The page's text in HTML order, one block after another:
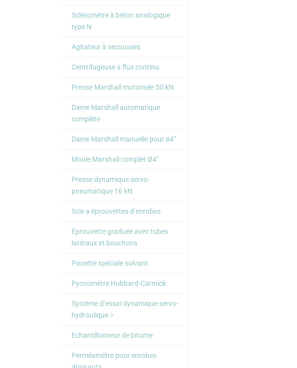
Scléromètre à béton analogique
type N
Agitateur à secousses
Centrifugeuse a flux continu
Presse Marshall motorisée 50 kN
Dame Marshall automatique
complète
Dame Marshall manuelle pour ø4”
Moule Marshall complet Ø4”
Presse dynamique servo-
pneumatique 16 kN
Scie a éprouvettes d’enrobes
Éprouvette graduée avec tubes
latéraux et bouchons
Pissette spéciale solvant
Pycnomètre Hubbard-Carmick
Système d’essai dynamique servo-
hydraulique
Echantillonneur de bitume
Perméamétre pour enrobes